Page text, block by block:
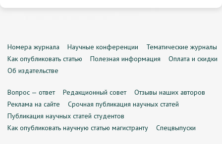
Номера журнала Научные конференции
Тематические журналы
Как опубликовать статью
Полезная информация
Оплата и скидки
Об издательстве
Вопрос — ответ Редакционный совет
Отзывы наших авторов
Реклама на сайте
Срочная публикация научных статей
Публикация научных статей студентов
Как опубликовать научную статью магистранту
Спецвыпуски